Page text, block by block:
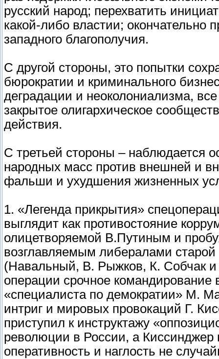
русский народ; перехватить
какой-либо властии; окончательно
западного благополучия.
С другой стороны, это попытки
бюрократии и криминального
деградации и неоколониализма,
закрытое олигархическое
действия.
С третьей стороны – наблюдается
народных масс против внешней и
фальши и ухудшения жизненных
1. «Легенда прикрытия»
выглядит как противостояние
олицетворяемой В.Путиным и
возглавляемым либералами
(Навальный, В. Рыжков, К. Собчак и
операции срочное
«специалиста по демократии» М.
интриг и мировых провокаций Г.
приступил к инструктажу
революции в России, а Киссинджер
оперативность и наглость не